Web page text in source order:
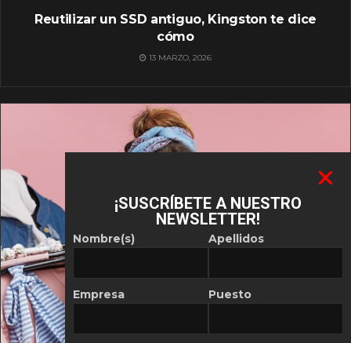
Reutilizar un SSD antiguo, Kingston te dice
cómo
13 MARZO, 2026
¡SUSCRÍBETE A NUESTRO
NEWSLETTER!
Nombre(s)
Empresa
Apellidos
Puesto